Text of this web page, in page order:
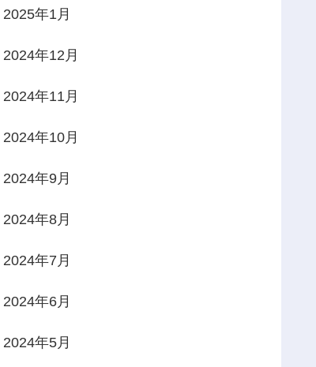
2025年1月
2024年12月
2024年11月
2024年10月
2024年9月
2024年8月
2024年7月
2024年6月
2024年5月